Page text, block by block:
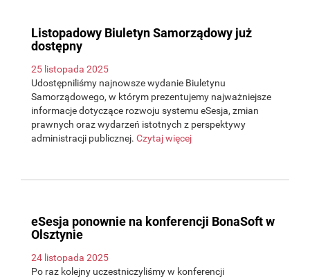
Listopadowy Biuletyn Samorządowy już
dostępny
25 listopada 2025
Udostępniliśmy najnowsze wydanie Biuletynu
Samorządowego, w którym prezentujemy najważniejsze
informacje dotyczące rozwoju systemu eSesja, zmian
prawnych oraz wydarzeń istotnych z perspektywy
administracji publicznej. Czytaj więcej
eSesja ponownie na konferencji BonaSoft w
Olsztynie
24 listopada 2025
Po raz kolejny uczestniczyliśmy w konferencji